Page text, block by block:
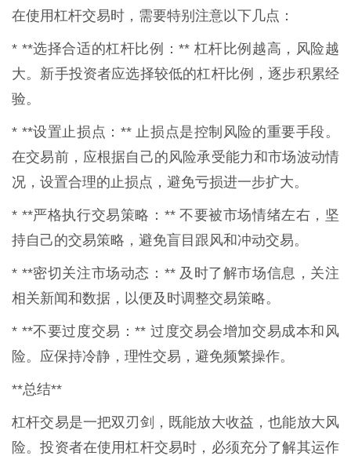
在使用杠杆交易时，需要特别注意以下几点：
* **选择合适的杠杆比例：** 杠杆比例越高，风险越
大。新手投资者应选择较低的杠杆比例，逐步积累经
验。
* **设置止损点：** 止损点是控制风险的重要手段。
在交易前，应根据自己的风险承受能力和市场波动情
况，设置合理的止损点，避免亏损进一步扩大。
* **严格执行交易策略：** 不要被市场情绪左右，坚
持自己的交易策略，避免盲目跟风和冲动交易。
* **密切关注市场动态：** 及时了解市场信息，关注
相关新闻和数据，以便及时调整交易策略。
* **不要过度交易：** 过度交易会增加交易成本和风
险。应保持冷静，理性交易，避免频繁操作。
**总结**
杠杆交易是一把双刃剑，既能放大收益，也能放大风
险。投资者在使用杠杆交易时，必须充分了解其运作